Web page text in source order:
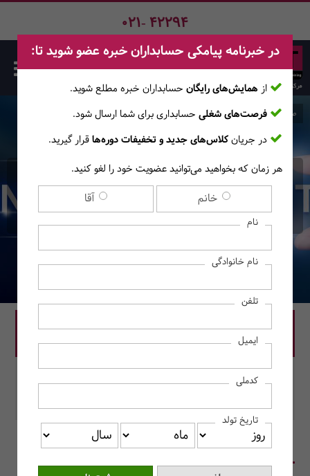
021- 42294
دوره حضوری حسابرسی
داخلی از تئوری تا عمل
صفحه اصلی دوره‌ها
قیمت دوره: 4,500,000 ریال
در این دوره رزرو کنید.
محل برگزاری: مرکز آموزش حسابداران خبره
در یک نگاه سرفصل دروس سوالات متداول
در خبرنامه پیامکی حسابداران خبره عضو شوید تا:
از همایش‌های رایگان حسابداران خبره مطلع ‎شوید.
فرصت‌های شغلی حسابداری برای شما ارسال شود.
در جریانکلاس‌های جدید و تخفیفات دوره‌هاقرار گیرید.
هر زمان که بخواهید می‌توانید عضویت خود را لغو کنید.
خانم آقا
نام
نام خانوادگی
تلفن
ایمیل
کدملی
تاریخ تولد